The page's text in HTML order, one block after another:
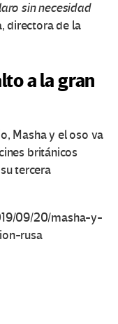
sin necesidad
directora de la
a la gran
Masha y el oso va
británicos
tercera
09/20/masha-y-
rusa